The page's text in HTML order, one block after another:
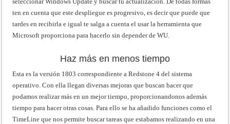
ten en cuenta que este despliegue es progresivo, es decir que puede que
tardes en recibirla e igual te salga a cuenta el usar la herramienta que
Microsoft proporciona para hacerlo sin depender de WU.
Haz más en menos tiempo
Esta es la versión 1803 correspondiente a Redstone 4 del sistema
operativo. Con ella llegan diversas mejoras que buscan hacer que
podamos realizar más en un mejor tiempo, proporcionandonos además
tiempo para hacer otras cosas. Para ello se ha añadido funciones como el
TimeLine que nos permite buscar tareas que estabamos realizando en una